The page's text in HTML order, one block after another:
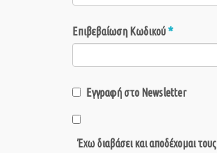
Επιβεβαίωση Κωδικού*
Εγγραφή στο Newsletter
Έχω διαβάσει και αποδέχομαι τους